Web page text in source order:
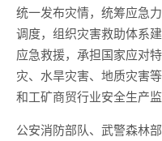
统一发布灾情，统筹应急
调度，组织灾害救助体系
应急救援，承担国家应对
灾、水旱灾害、地质灾害
和工矿商贸行业安全生产监
公安消防部队、武警森林